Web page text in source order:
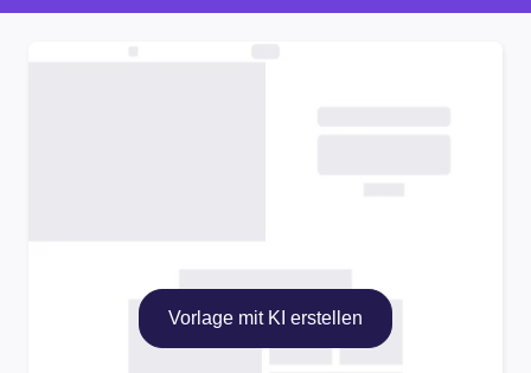
Vorlage mit KI erstellen